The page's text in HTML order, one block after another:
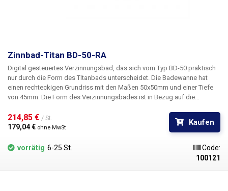
Zinnbad-Titan BD-50-RA
Digital gesteuertes Verzinnungsbad, das sich vom Typ BD-50 praktisch
nur durch die Form des Titanbads unterscheidet. Die Badewanne hat
einen rechteckigen Grundriss mit den Maßen 50x50mm und einer Tiefe
von 45mm. Die Form des Verzinnungsbades ist in Bezug auf die
Zinnwolle beim Löten von Kleinserien oder bei der Entwicklung von
Leiterplattenstücken bis zu der durch die Badabmessungen
214,85 € / St.
179,04 € ohne MwSt
Kaufen
vorrätig 6-25 St.
Code:
100121